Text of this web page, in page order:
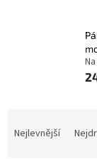
Nejlevnější